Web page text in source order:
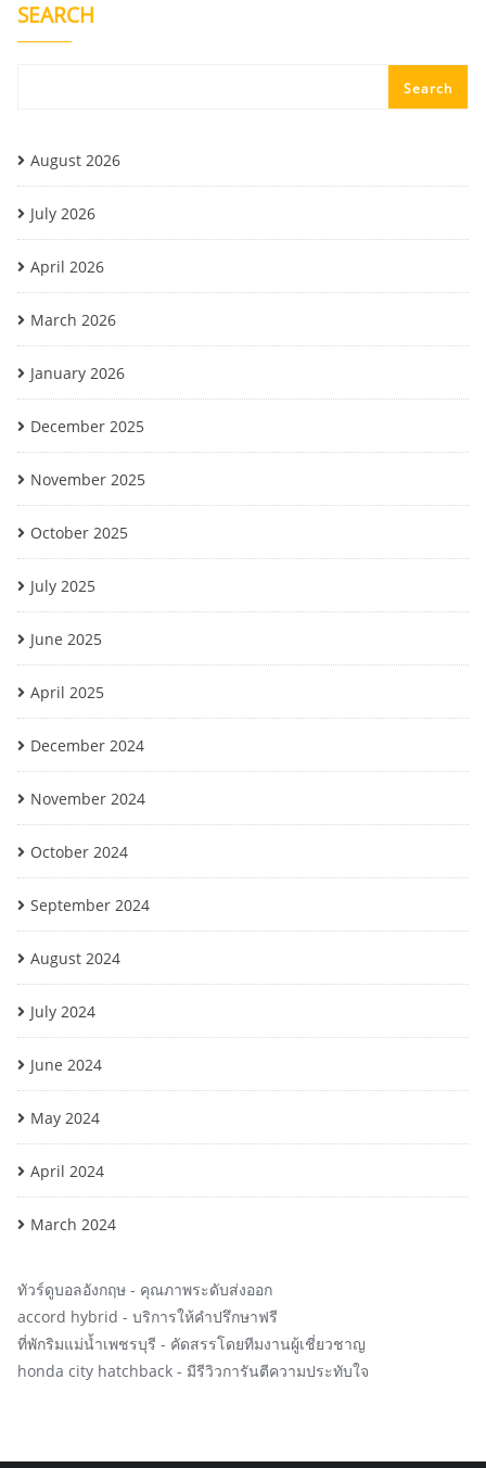
SEARCH
Search
August 2026
July 2026
April 2026
March 2026
January 2026
December 2025
November 2025
October 2025
July 2025
June 2025
April 2025
December 2024
November 2024
October 2024
September 2024
August 2024
July 2024
June 2024
May 2024
April 2024
March 2024
ทัวร์ดูบอลอังกฤษ - คุณภาพระดับส่งออก
accord hybrid - บริการให้คำปรึกษาฟรี
ที่พักริมแม่น้ำเพชรบุรี - คัดสรรโดยทีมงานผู้เชี่ยวชาญ
honda city hatchback - มีรีวิวการันตีความประทับใจ